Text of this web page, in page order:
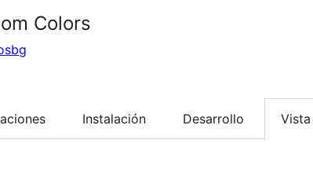
Colors
Instalación Desarrollo